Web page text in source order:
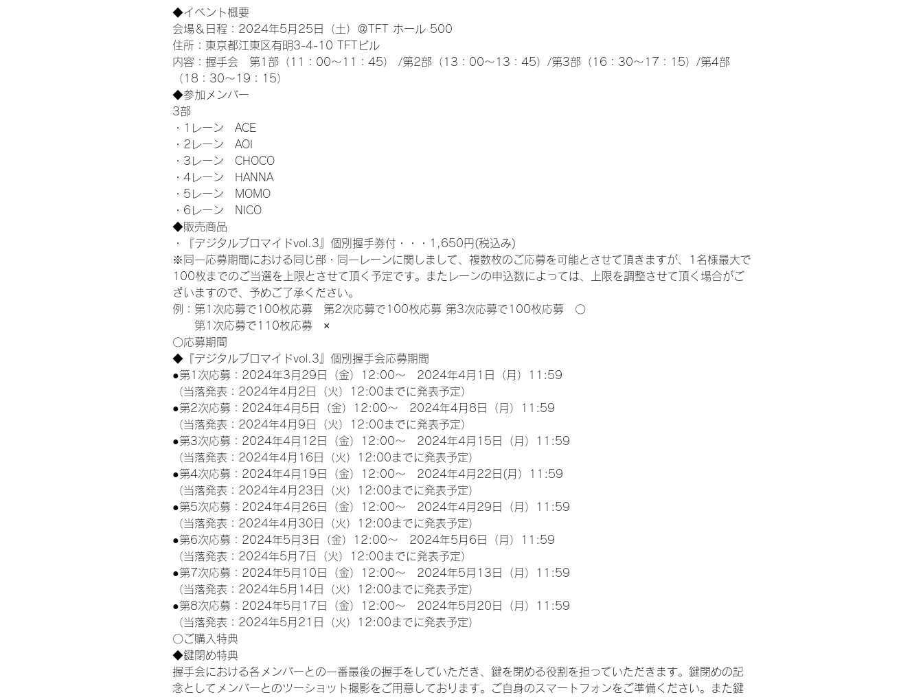
◆イベント概要
会場＆日程：2024年5月25日（土）＠TFT ホール 500
住所：東京都江東区有明3-4-10 TFTビル
内容：握手会　第1部（11：00～11：45） /第2部（13：00～13：45）/第3部（16：30～17：15）/第4部
（18：30～19：15）
◆参加メンバー
3部
・1レーン　ACE
・2レーン　AOI
・3レーン　CHOCO
・4レーン　HANNA
・5レーン　MOMO
・6レーン　NICO
◆販売商品
・『デジタルブロマイドvol.3』個別握手券付・・・1,650円(税込み)
※同一応募期間における同じ部・同一レーンに関しまして、複数枚のご応募を可能とさせて頂きますが、1名様最大で
100枚までのご当選を上限とさせて頂く予定です。またレーンの申込数によっては、上限を調整させて頂く場合がご
ざいますので、予めご了承ください。
例：第1次応募で100枚応募　第2次応募で100枚応募 第3次応募で100枚応募　〇
第1次応募で110枚応募　×
〇応募期間
◆『デジタルブロマイドvol.3』個別握手会応募期間
●第1次応募：2024年3月29日（金）12:00～　2024年4月1日（月）11:59
（当落発表：2024年4月2日（火）12:00までに発表予定）
●第2次応募：2024年4月5日（金）12:00～　2024年4月8日（月）11:59
（当落発表：2024年4月9日（火）12:00までに発表予定）
●第3次応募：2024年4月12日（金）12:00～　2024年4月15日（月）11:59
（当落発表：2024年4月16日（火）12:00までに発表予定）
●第4次応募：2024年4月19日（金）12:00～　2024年4月22日(月）11:59
（当落発表：2024年4月23日（火）12:00までに発表予定）
●第5次応募：2024年4月26日（金）12:00～　2024年4月29日（月）11:59
（当落発表：2024年4月30日（火）12:00までに発表予定）
●第6次応募：2024年5月3日（金）12:00～　2024年5月6日（月）11:59
（当落発表：2024年5月7日（火）12:00までに発表予定）
●第7次応募：2024年5月10日（金）12:00～　2024年5月13日（月）11:59
（当落発表：2024年5月14日（火）12:00までに発表予定）
●第8次応募：2024年5月17日（金）12:00～　2024年5月20日（月）11:59
（当落発表：2024年5月21日（火）12:00までに発表予定）
〇ご購入特典
◆鍵閉め特典
握手会における各メンバーとの一番最後の握手をしていただき、鍵を閉める役割を担っていただきます。鍵閉めの記
念としてメンバーとのツーショット撮影をご用意しております。ご自身のスマートフォンをご準備ください。また鍵